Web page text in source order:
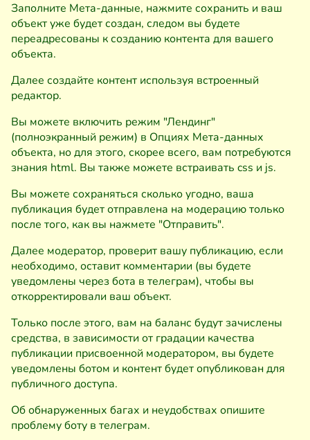
Заполните Мета-данные, нажмите сохранить и ваш
объект уже будет создан, следом вы будете
переадресованы к созданию контента для вашего
объекта.
Далее создайте контент используя встроенный
редактор.
Вы можете включить режим "Лендинг"
(полноэкранный режим) в Опциях Мета-данных
объекта, но для этого, скорее всего, вам потребуются
знания html. Вы также можете встраивать css и js.
Вы можете сохраняться сколько угодно, ваша
публикация будет отправлена на модерацию только
после того, как вы нажмете "Отправить".
Далее модератор, проверит вашу публикацию, если
необходимо, оставит комментарии (вы будете
уведомлены через бота в телеграм), чтобы вы
откорректировали ваш объект.
Только после этого, вам на баланс будут зачислены
средства, в зависимости от градации качества
публикации присвоенной модератором, вы будете
уведомлены ботом и контент будет опубликован для
публичного доступа.
Об обнаруженных багах и неудобствах опишите
проблему боту в телеграм.